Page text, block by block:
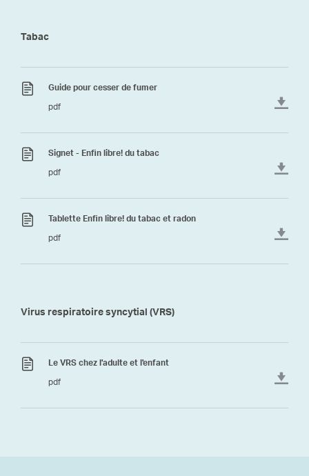
Tabac
Guide pour cesser de fumer
pdf
Signet - Enfin libre! du tabac
pdf
Tablette Enfin libre! du tabac et radon
pdf
Virus respiratoire syncytial (VRS)
Le VRS chez l'adulte et l'enfant
pdf